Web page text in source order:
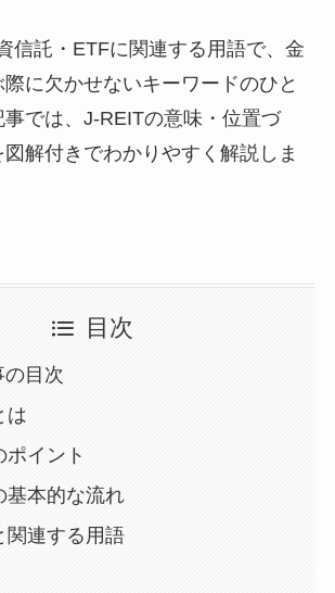
信託・ETFに関連する用語で、金
に欠かせないキーワードのひと
では、J-REITの意味・位置づ
解付きでわかりやすく解説しま
目次
の目次
は
ポイント
基本的な流れ
関連する用語